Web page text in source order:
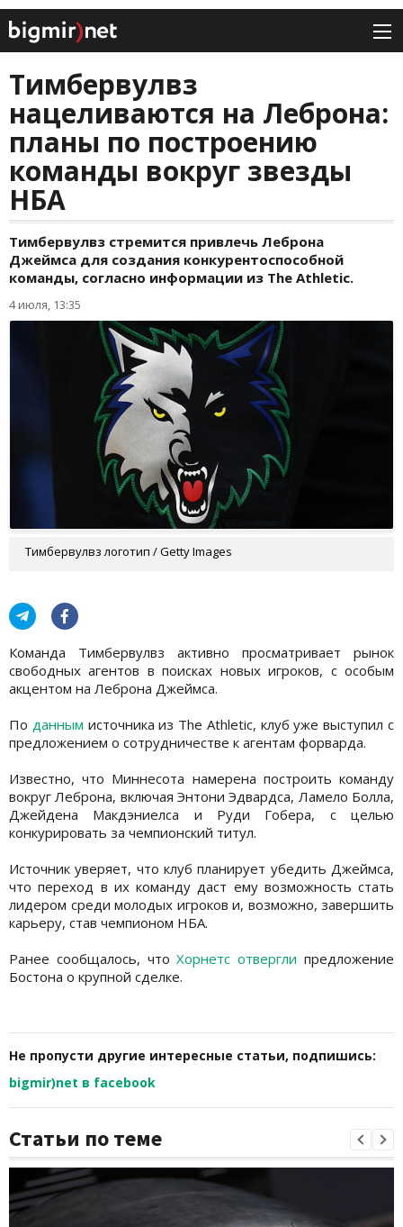
Тимбервулвз
нацеливаются на Леброна:
планы по построению
команды вокруг звезды
НБА
Тимбервулвз стремится привлечь Леброна
Джеймса для создания конкурентоспособной
команды, согласно информации из The Athletic.
4 июля, 13:35
Тимбервулвз логотип / Getty Images
Команда Тимбервулвз активно просматривает рынок
свободных агентов в поисках новых игроков, с особым
акцентом на Леброна Джеймса.
По данным источника из The Athletic, клуб уже выступил с
предложением о сотрудничестве к агентам форварда.
Известно, что Миннесота намерена построить команду
вокруг Леброна, включая Энтони Эдвардса, Ламело Болла,
Джейдена Макдэниелса и Руди Гобера, с целью
конкурировать за чемпионский титул.
Источник уверяет, что клуб планирует убедить Джеймса,
что переход в их команду даст ему возможность стать
лидером среди молодых игроков и, возможно, завершить
карьеру, став чемпионом НБА.
Ранее сообщалось, чтоХорнетс отвергли предложение
Бостона о крупной сделке.
Не пропусти другие интересные статьи, подпишись:
bigmir)net в facebook
Статьи по теме